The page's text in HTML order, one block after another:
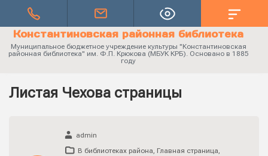
Константиновская районная библиотека
Муниципальное бюджетное учреждение культуры "Константиновская
районная библиотека" им. Ф.П. Крюкова (МБУК КРБ). Основано в 1885
году
Листая Чехова страницы
admin
В библиотеках района, Главная страница,